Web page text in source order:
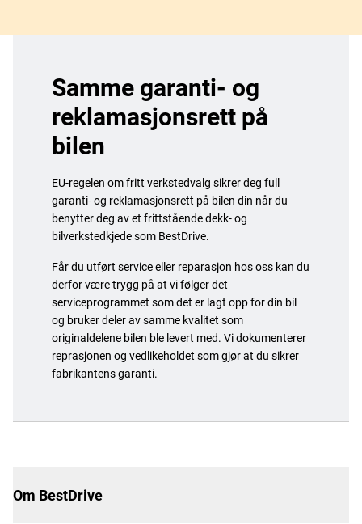
Samme garanti- og
reklamasjonsrett på
bilen
EU-regelen om fritt verkstedvalg sikrer deg full
garanti- og reklamasjonsrett på bilen din når du
benytter deg av et frittstående dekk- og
bilverkstedkjede som BestDrive.
Får du utført service eller reparasjon hos oss kan du
derfor være trygg på at vi følger det
serviceprogrammet som det er lagt opp for din bil
og bruker deler av samme kvalitet som
originaldelene bilen ble levert med. Vi dokumenterer
reprasjonen og vedlikeholdet som gjør at du sikrer
fabrikantens garanti.
Om BestDrive